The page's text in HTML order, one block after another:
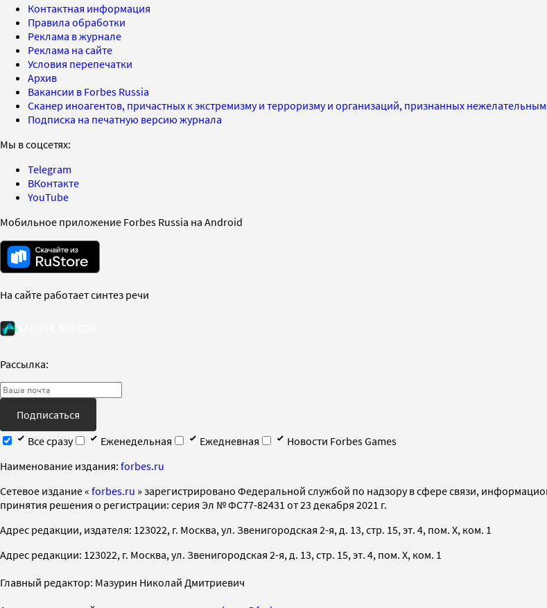
Контактная информация
Правила обработки
Реклама в журнале
Реклама на сайте
Условия перепечатки
Архив
Вакансии в Forbes Russia
Сканер иноагентов, причастных к экстремизму и терроризму и организаций, признанных
Подписка на печатную версию журнала
Мы в соцсетях:
Telegram
ВКонтакте
YouTube
Мобильное приложение Forbes Russia на Android
На сайте работает синтез речи
Рассылка:
Подписаться
Все сразу
Еженедельная Ежедневная
Новости Forbes Games
Наименование издания: forbes.ru
Cетевое издание « forbes.ru » зарегистрировано Федеральной службой по надзору в сфере связи,
принятия решения о регистрации: серия Эл № ФС77-82431 от 23 декабря 2021 г.
Адрес редакции, издателя: 123022, г. Москва, ул. Звенигородская 2-я, д. 13, стр. 15, эт. 4, пом. X, ком. 1
Адрес редакции: 123022, г. Москва, ул. Звенигородская 2-я, д. 13, стр. 15, эт. 4, пом. X, ком. 1
Главный редактор: Мазурин Николай Дмитриевич